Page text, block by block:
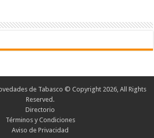
de Tabasco © Copyright 2026, All Rights
Reserved.
Directorio
Términos y Condiciones
Aviso de Privacidad